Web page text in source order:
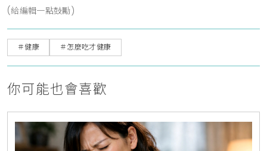
(給編輯一點鼓勵)
＃健康 ＃怎麼吃才健康
你可能也會喜歡